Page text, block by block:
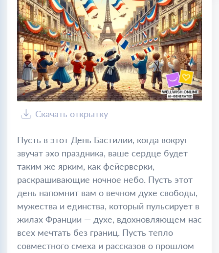
Скачать открытку
Пусть в этот День Бастилии, когда вокруг
звучат эхо праздника, ваше сердце будет
таким же ярким, как фейерверки,
раскрашивающие ночное небо. Пусть этот
день напомнит вам о вечном духе свободы,
мужества и единства, который пульсирует в
жилах Франции — духе, вдохновляющем нас
всех мечтать без границ. Пусть тепло
совместного смеха и рассказов о прошлом